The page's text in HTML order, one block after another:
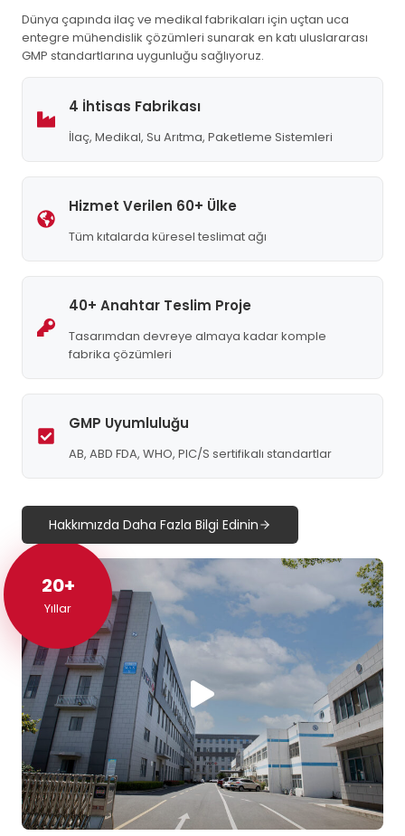
20+
20+
Yıllar
Dünya çapında ilaç ve medikal fabrikaları için uçtan uca
entegre mühendislik çözümleri sunarak en katı uluslararası
GMP standartlarına uygunluğu sağlıyoruz.
4 İhtisas Fabrikası
İlaç, Medikal, Su Arıtma, Paketleme Sistemleri
Hizmet Verilen 60+ Ülke
Tüm kıtalarda küresel teslimat ağı
40+ Anahtar Teslim Proje
Tasarımdan devreye almaya kadar komple
fabrika çözümleri
GMP Uyumluluğu
AB, ABD FDA, WHO, PIC/S sertifikalı standartlar
Hakkımızda Daha Fazla Bilgi Edinin